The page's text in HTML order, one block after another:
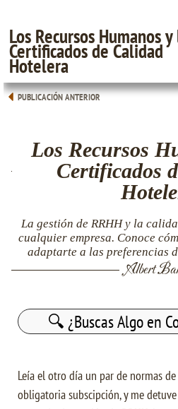
Los Recursos Humanos
Certificados de Calidad
Hotelera
PUBLICACIÓN ANTERIOR
Los Recursos
Certificados
La gestión de RRHH y la
cualquier empresa. Conoce
adaptarte a las preferencias
Albert
Buscar:
Leía el otro día un par de normas de
obligatoria subscipción, y me